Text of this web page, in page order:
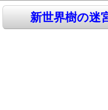
新世界樹の迷